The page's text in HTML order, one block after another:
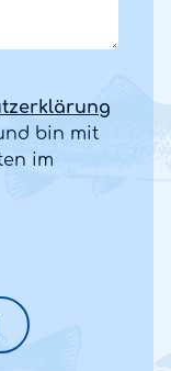
bin mit
im